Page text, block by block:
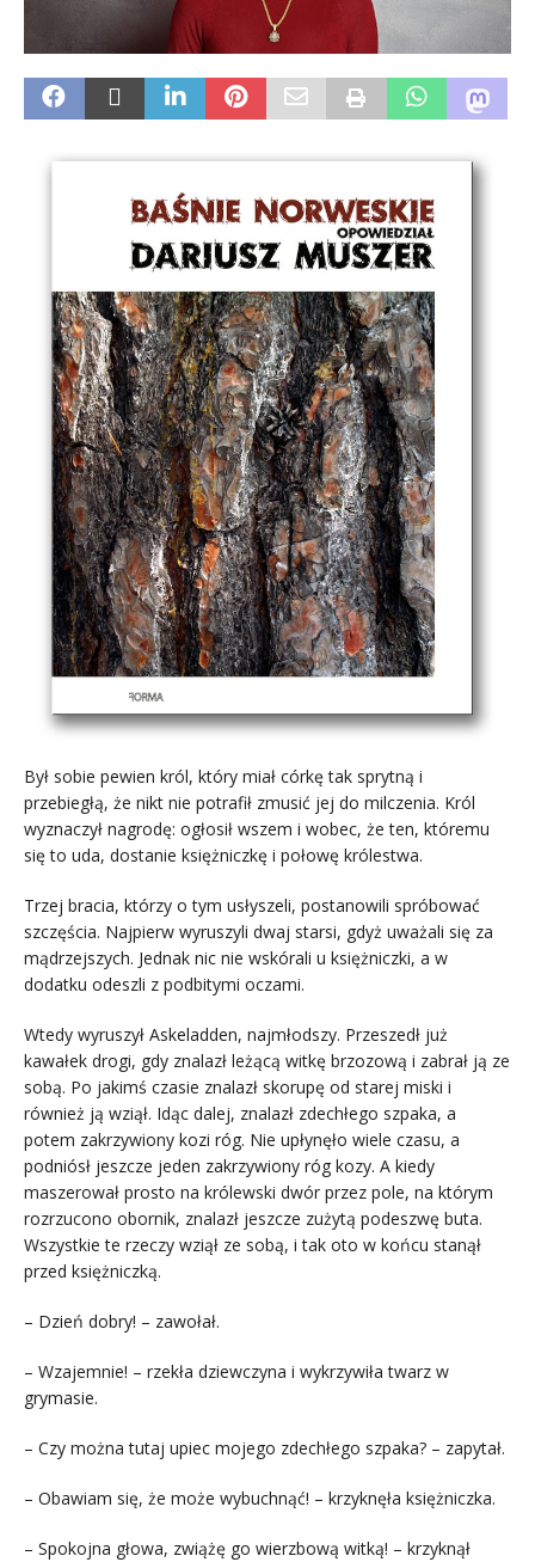
Był sobie pewien król, który miał córkę tak sprytną i
przebiegłą, że nikt nie potrafił zmusić jej do milczenia. Król
wyznaczył nagrodę: ogłosił wszem i wobec, że ten, któremu
się to uda, dostanie księżniczkę i połowę królestwa.
Trzej bracia, którzy o tym usłyszeli, postanowili spróbować
szczęścia. Najpierw wyruszyli dwaj starsi, gdyż uważali się za
mądrzejszych. Jednak nic nie wskórali u księżniczki, a w
dodatku odeszli z podbitymi oczami.
Wtedy wyruszył Askeladden, najmłodszy. Przeszedł już
kawałek drogi, gdy znalazł leżącą witkę brzozową i zabrał ją ze
sobą. Po jakimś czasie znalazł skorupę od starej miski i
również ją wziął. Idąc dalej, znalazł zdechłego szpaka, a
potem zakrzywiony kozi róg. Nie upłynęło wiele czasu, a
podniósł jeszcze jeden zakrzywiony róg kozy. A kiedy
maszerował prosto na królewski dwór przez pole, na którym
rozrzucono obornik, znalazł jeszcze zużytą podeszwę buta.
Wszystkie te rzeczy wziął ze sobą, i tak oto w końcu stanął
przed księżniczką.
– Dzień dobry! – zawołał.
– Wzajemnie! – rzekła dziewczyna i wykrzywiła twarz w
grymasie.
– Czy można tutaj upiec mojego zdechłego szpaka? – zapytał.
– Obawiam się, że może wybuchnąć! – krzyknęła księżniczka.
– Spokojna głowa, zwiążę go wierzbową witką! – krzyknął